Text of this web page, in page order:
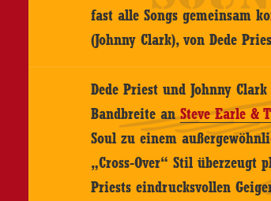
fast alle Songs gemeinsam
(Johnny Clark), von Dede
Dede Priest und Johnny
Bandbreite anSteve Earle &
Soul zu einem
„Cross-Over“ Stil überzeugt
Priests eindrucksvollen